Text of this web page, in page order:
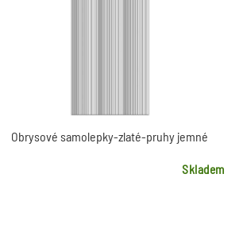
Obrysové samolepky-zlaté-pruhy jemné
Skladem